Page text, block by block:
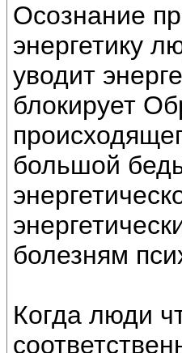
Осознание
энергетику
уводит
блокирует
большой
болезням
Когда люди